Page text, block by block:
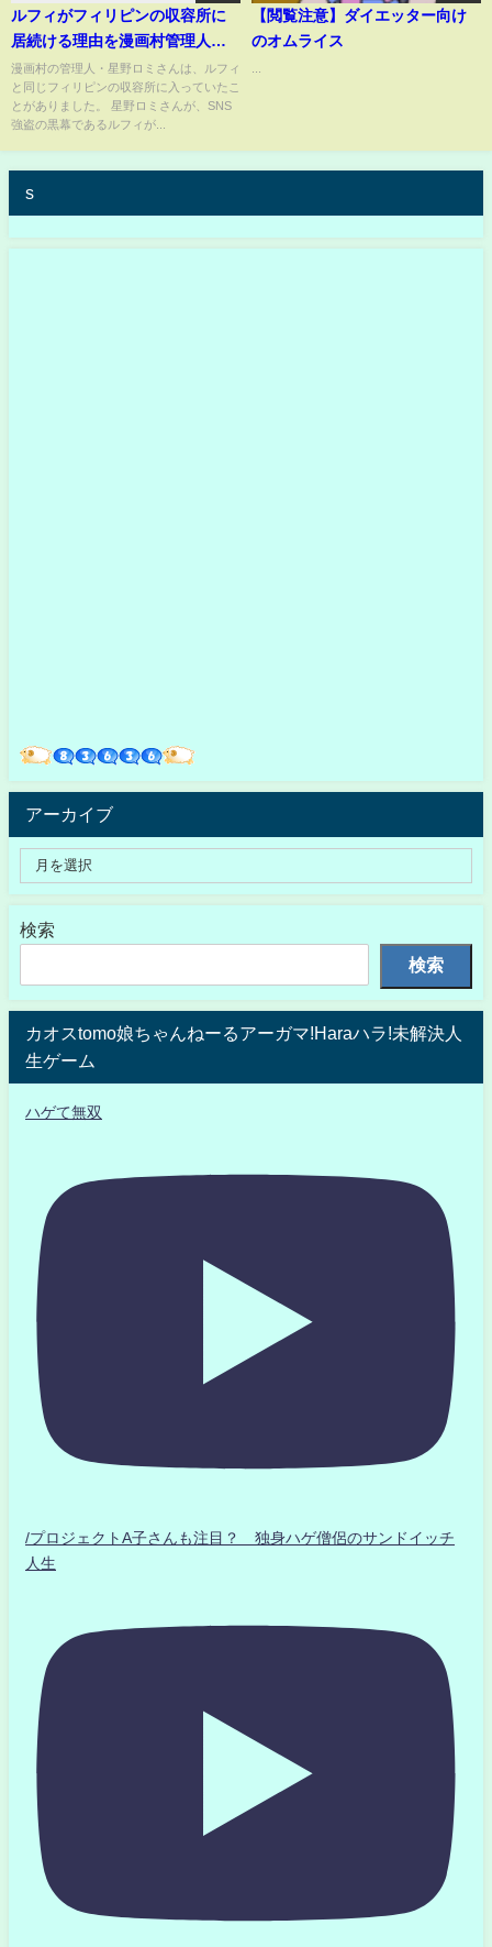
ルフィがフィリピンの収容所に
居続ける理由を漫画村管理人・
星野ロミが語りました！【三崎
優太(青汁王子)切り抜き】
#shorts
漫画村の管理人・星野ロミさんは、ルフィ
と同じフィリピンの収容所に入っていたこ
とがありました。 星野ロミさんが、SNS
強盗の黒幕であるルフィが...
【閲覧注意】ダイエッター向け
のオムライス
s
アーカイブ
検索
検索
カオスtomo娘ちゃんねーるアーガマ!Haraハラ!未解決人
生ゲーム
ハゲて無双
/プロジェクトA子さんも注目？ 独身ハゲ僧侶のサンドイッチ
人生